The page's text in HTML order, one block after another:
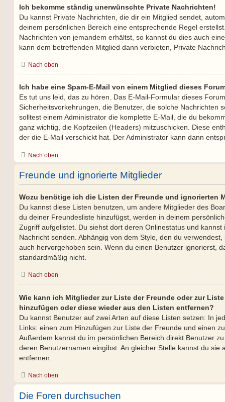
Ich bekomme ständig unerwünschte Private Nachrichten!
Du kannst Private Nachrichten, die dir ein Mitglied sendet,
deinem persönlichen Bereich eine entsprechende Regel
Nachrichten von jemandem erhältst, so kannst du dies auch
kann dem betreffenden Mitglied dann verbieten, Private
Nach oben
Ich habe eine Spam-E-Mail von einem Mitglied dieses
Es tut uns leid, das zu hören. Das E-Mail-Formular dieses
Sicherheitsvorkehrungen, die Benutzer, die solche Nachrichten
solltest einem Administrator die komplette E-Mail, die du
ganz wichtig, die Kopfzeilen (Headers) mitzuschicken. Diese
der die E-Mail verschickt hat. Der Administrator kann dann
Nach oben
Freunde und ignorierte Mitglieder
Wozu benötige ich die Listen der Freunde und ignorierten
Du kannst diese Listen benutzen, um andere Mitglieder des
du deiner Freundesliste hinzufügst, werden in deinem
Zugriff aufgelistet. Du siehst dort deren Onlinestatus und kannst
Nachricht senden. Abhängig von dem Style, den du
auch hervorgehoben sein. Wenn du einen Benutzer ignorierst,
standardmäßig nicht.
Nach oben
Wie kann ich Mitglieder zur Liste der Freunde oder zur
hinzufügen oder diese wieder aus den Listen entfernen?
Du kannst Benutzer auf zwei Arten auf diese Listen setzen: In
Links: einen zum Hinzufügen zur Liste der Freunde und einen
Außerdem kannst du im persönlichen Bereich direkt Benutzer
deren Benutzernamen eingibst. An gleicher Stelle kannst du sie
entfernen.
Nach oben
Die Foren durchsuchen